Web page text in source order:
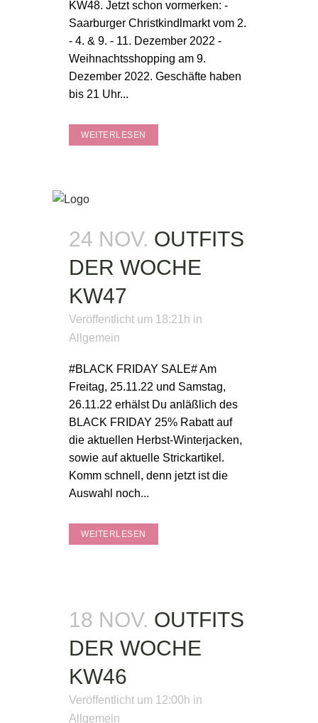
KW48. Jetzt schon vormerken: -
Saarburger Christkindlmarkt vom 2.
- 4. & 9. - 11. Dezember 2022 -
Weihnachtsshopping am 9.
Dezember 2022. Geschäfte haben
bis 21 Uhr...
WEITERLESEN
24 NOV. OUTFITS
DER WOCHE
KW47
Veröffentlicht um 18:21h in
Allgemein
#BLACK FRIDAY SALE# Am
Freitag, 25.11.22 und Samstag,
26.11.22 erhälst Du anläßlich des
BLACK FRIDAY 25% Rabatt auf
die aktuellen Herbst-Winterjacken,
sowie auf aktuelle Strickartikel.
Komm schnell, denn jetzt ist die
Auswahl noch...
WEITERLESEN
18 NOV. OUTFITS
DER WOCHE
KW46
Veröffentlicht um 12:00h in
Allgemein